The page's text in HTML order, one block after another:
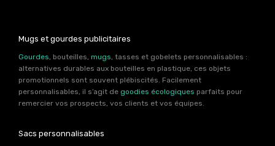
Mugs et gourdes publicitaires
Gourdes, bouteilles, mugs, tasses et gobelets personnalisables :
alternatives durables aux bouteilles en plastique, ces objets
promotionnels sont souvent plébiscités. Facilement
personnalisables, il s’agit de goodies écologiques parfaits pour
remercier vos prospects, vos clients et vos équipes.
Sacs personnalisables